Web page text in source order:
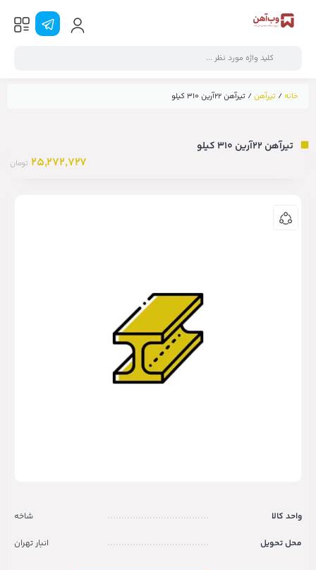
خانه / تیرآهن/ تیرآهن ۲۲آرین ۳۱۰ کیلو
تیرآهن ۲۲آرین ۳۱۰ کیلو
25,272,727 تومان
واحد کالا
شاخه
محل تحویل
انبار تهران